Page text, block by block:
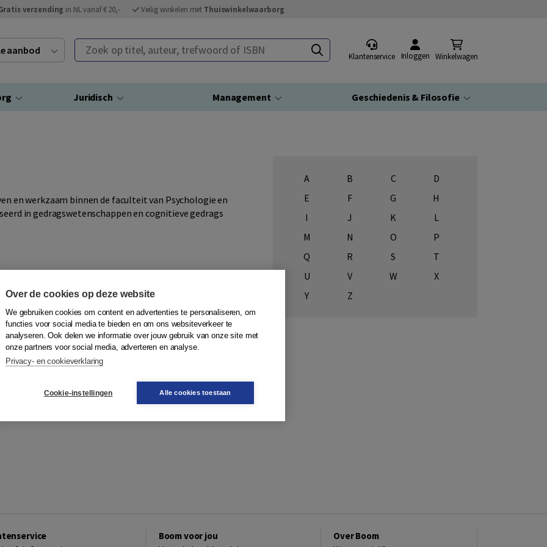
verzending in NL vanaf € 20,- Veilig winkelen met Thuiswinkelwaarborg
aanbod Zoek op titel, auteur, trefwoord of ISBN
Klantenservice Inloggen Winkelwagen
Juridisch Management Geschiedenis & Filosofie
en werkzaam binnen de faculteit van Psychologie en
in gedragswetenschappen en cognitieve gedrags
A B C
D
E
F G
H
I
J K
L
M
N O
P
Q
R S
T
U
V W
X
Y
Z
Boom voor jou Over Boom
Over de cookies op deze website
We gebruiken cookies om content en advertenties te personaliseren, om
functies voor social media te bieden en om ons websiteverkeer te
analyseren. Ook delen we informatie over jouw gebruik van onze site met
onze partners voor social media, adverteren en analyse.
Privacy- en cookieverklaring
Cookie-instellingen Alle cookies toestaan